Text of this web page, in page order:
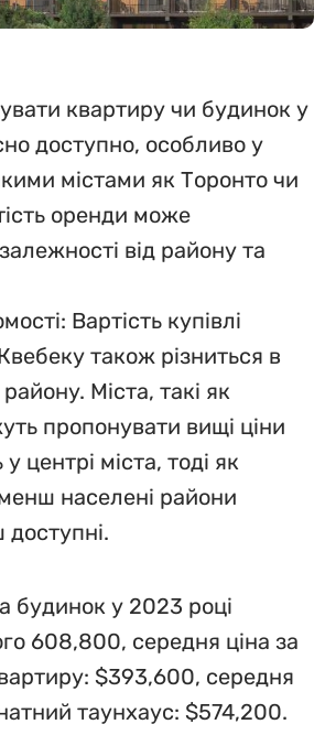
квартиру чи будинок у
доступно, особливо у
містами як Торонто чи
оренди може
від району та
Вартість купівлі
також різниться в
Міста, такі як
пропонувати вищі ціни
центрі міста, тоді як
населені райони
доступні.
будинок у 2023 році
608,800, середня ціна за
$393,600, середня
таунхаус: $574,200.